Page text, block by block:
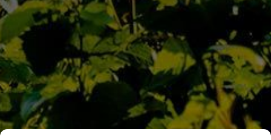
Louis Violland
Louis Chavy
Dufouleur Père & Fils